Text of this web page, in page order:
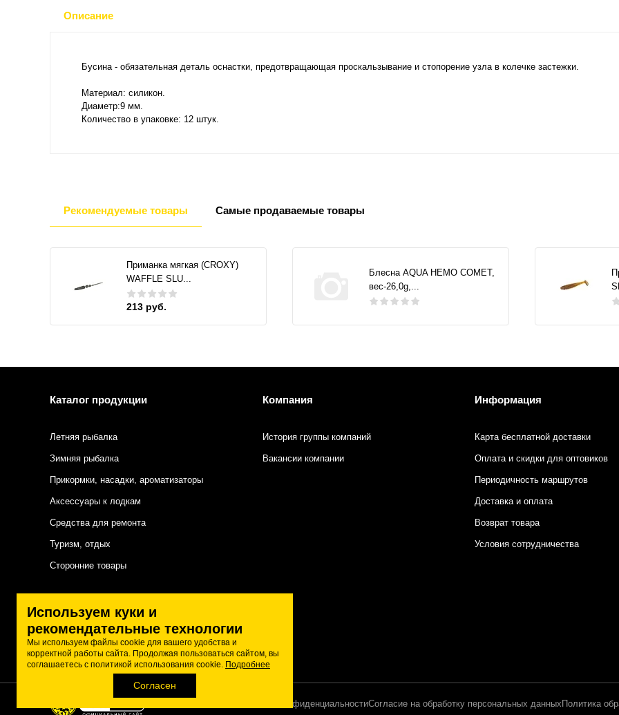
Описание
Бусина - обязательная деталь оснастки, предотвращающая проскальзывание и стопорение узла в колечке застежки.
Материал: силикон.
Диаметр:9 мм.
Количество в упаковке: 12 штук.
Рекомендуемые товары Самые продаваемые товары
Приманка мягкая (CROXY)
WAFFLE SLU...
213 руб.
Блесна AQUA НЕМО COMET,
вес-26,0g,...
Каталог продукции
Летняя рыбалка
Зимняя рыбалка
Прикормки, насадки, ароматизаторы
Аксессуары к лодкам
Средства для ремонта
Туризм, отдых
Сторонние товары
Компания
История группы компаний
Вакансии компании
Информация
Карта бесплатной доставки
Оплата и скидки для оптовиков
Периодичность маршрутов
Доставка и оплата
Возврат товара
Условия сотрудничества
Политика конфиденциальностиСогласие на обработку персональных данных Политика
Используем куки и
рекомендательные технологии
Мы используем файлы cookie для вашего удобства и
корректной работы сайта. Продолжая пользоваться сайтом, вы
соглашаетесь с политикой использования cookie. Подробнее
Согласен